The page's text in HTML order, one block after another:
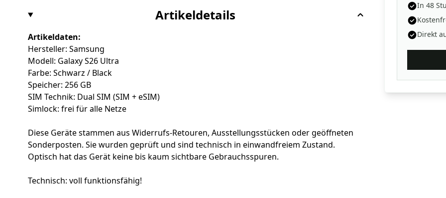
In 48
Direkt
Artikeldetails
Artikeldaten:
Hersteller: Samsung
Modell: Galaxy S26 Ultra
Farbe: Schwarz / Black
Speicher: 256 GB
SIM Technik: Dual SIM (SIM + eSIM)
Simlock: frei für alle Netze
Diese Geräte stammen aus Widerrufs-Retouren, Ausstellungsstücken oder geöffneten
Sonderposten. Sie wurden geprüft und sind technisch in einwandfreiem Zustand.
Optisch hat das Gerät keine bis kaum sichtbare Gebrauchsspuren.
Technisch: voll funktionsfähig!